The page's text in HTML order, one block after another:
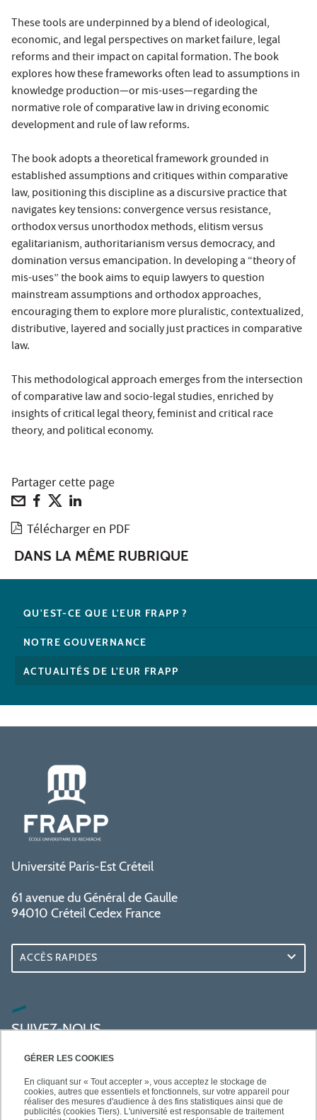
GÉRER LES COOKIES
En cliquant sur « Tout accepter », vous acceptez le stockage de
cookies, autres que essentiels et fonctionnels, sur votre appareil pour
réaliser des mesures d'audience à des fins statistiques ainsi que de
publicités (cookies Tiers). L'université est responsable de traitement
These tools are underpinned by a blend of ideological,
economic, and legal perspectives on market failure, legal
reforms and their impact on capital formation. The book
explores how these frameworks often lead to assumptions in
knowledge production—or mis-uses—regarding the
normative role of comparative law in driving economic
development and rule of law reforms.
The book adopts a theoretical framework grounded in
established assumptions and critiques within comparative
law, positioning this discipline as a discursive practice that
navigates key tensions: convergence versus resistance,
orthodox versus unorthodox methods, elitism versus
egalitarianism, authoritarianism versus democracy, and
domination versus emancipation. In developing a “theory of
mis-uses” the book aims to equip lawyers to question
mainstream assumptions and orthodox approaches,
encouraging them to explore more pluralistic, contextualized,
distributive, layered and socially just practices in comparative
law.
This methodological approach emerges from the intersection
of comparative law and socio-legal studies, enriched by
insights of critical legal theory, feminist and critical race
theory, and political economy.
Partager cette page
Télécharger en PDF
DANS LA MÊME RUBRIQUE
QU'EST-CE QUE L'EUR FRAPP ?
NOTRE GOUVERNANCE
ACTUALITÉS DE L'EUR FRAPP
Université Paris-Est Créteil
61 avenue du Général de Gaulle
94010 Créteil Cedex France
ACCÈS RAPIDES
SUIVEZ-NOUS